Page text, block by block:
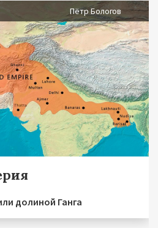
Пётр Бологов
долиной Ганга